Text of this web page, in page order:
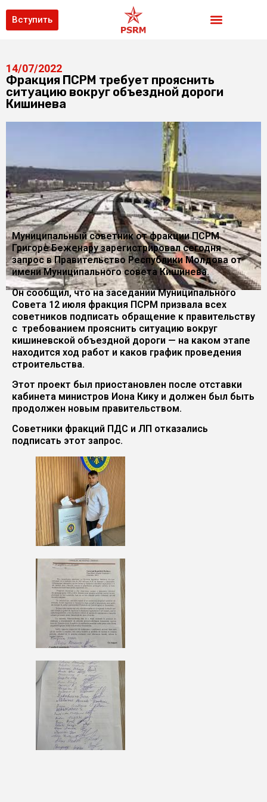
Вступить
14/07/2022
Фракция ПСРМ требует прояснить
ситуацию вокруг объездной дороги
Кишинева
Муниципальный советник от фракции ПСРМ
Григоре Беженару зарегистрировал сегодня
запрос в Правительство Республики Молдова от
имени Муниципального совета Кишинева.
Он сообщил, что на заседании Муниципального
Совета 12 июля фракция ПСРМ призвала всех
советников подписать обращение к правительству
с требованием прояснить ситуацию вокруг
кишиневской объездной дороги — на каком этапе
находится ход работ и каков график проведения
строительства.
Этот проект был приостановлен после отставки
кабинета министров Иона Кику и должен был быть
продолжен новым правительством.
Советники фракций ПДС и ЛП отказались
подписать этот запрос.